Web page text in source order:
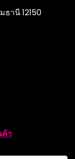
านี 12150
ค้า